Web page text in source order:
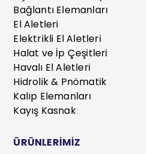
Bağlantı Elemanları
El Aletleri
Elektrikli El Aletleri
Halat ve İp Çeşitleri
Havalı El Aletleri
Hidrolik & Pnömatik
Kalıp Elemanları
Kayış Kasnak
ÜRÜNLERİMİZ